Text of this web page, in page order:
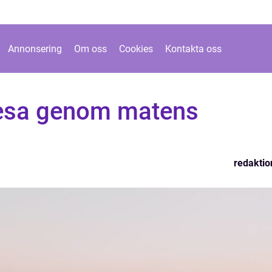
Annonsering Om oss Cookies Kontakta oss
genom matens